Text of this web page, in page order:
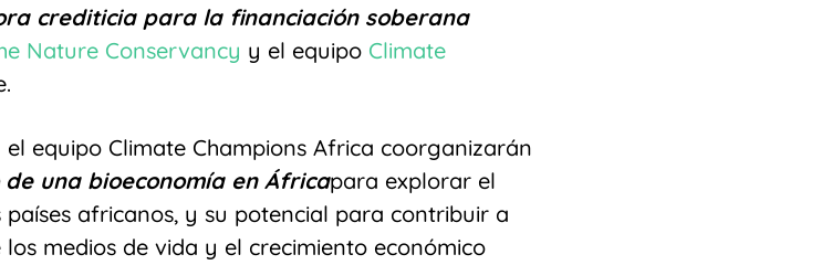
crediticia para la financiación soberana
Nature Conservancy y el equipo Climate
equipo Climate Champions Africa coorganizarán
una bioeconomía en Áfricapara explorar el
africanos, y su potencial para contribuir a
medios de vida y el crecimiento económico